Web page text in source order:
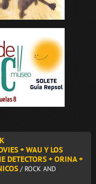
+ WAU Y LOS
DETECTORS + ORINA +
/ ROCK AND